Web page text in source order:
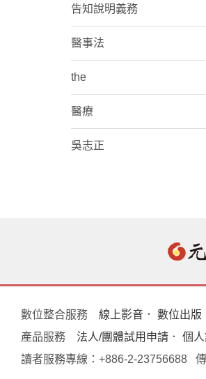
告知說明義務
醫事法
the
醫療
吳志正
數位整合服務 線上影音 ． 數位出版
產品服務
法人/團體試用申請 ． 個
讀者服務專線：+886-2-23756688